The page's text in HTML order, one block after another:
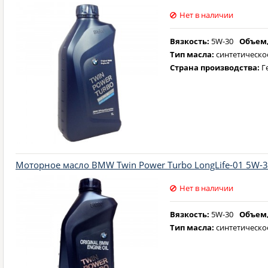
Нет в наличии
Вязкость: 5W-30
Тип масла:
Страна производства:
Моторное масло BMW Twin Power Turbo LongLife-01 5W-
Нет в наличии
Вязкость: 5W-30
Тип масла: